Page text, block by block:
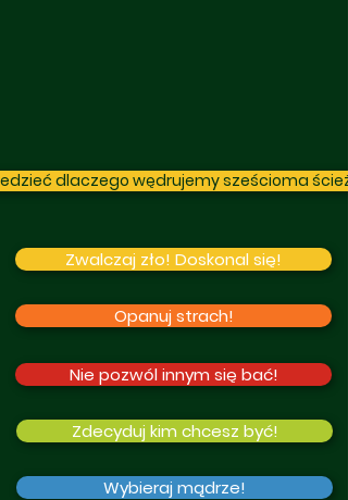
dlaczego wędrujemy sześcioma
Zwalczaj zło! Doskonal się!
Opanuj strach!
Nie pozwól innym się bać!
Zdecyduj kim chcesz być!
Wybieraj mądrze!